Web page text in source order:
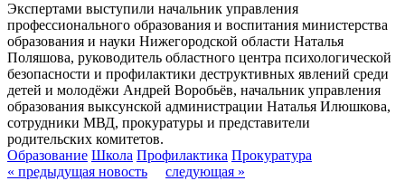
Экспертами выступили начальник управления
профессионального образования и воспитания министерства
образования и науки Нижегородской области Наталья
Поляшова, руководитель областного центра психологической
безопасности и профилактики деструктивных явлений среди
детей и молодёжи Андрей Воробьёв, начальник управления
образования выксунской администрации Наталья Илюшкова,
сотрудники МВД, прокуратуры и представители
родительских комитетов.
Образование Школа Профилактика Прокуратура
« предыдущая новость
следующая »